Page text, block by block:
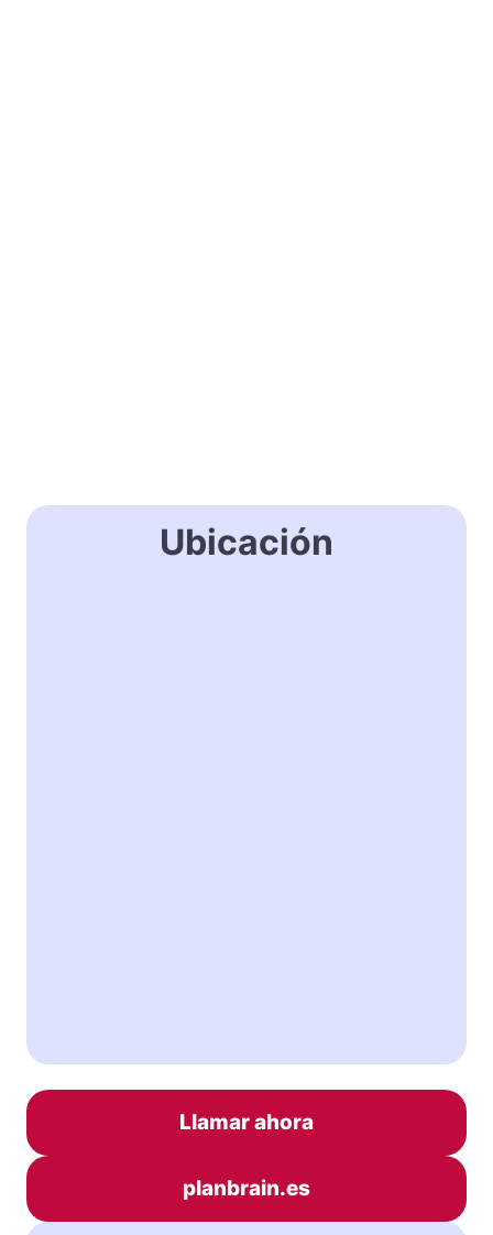
Ubicación
Llamar ahora
planbrain.es